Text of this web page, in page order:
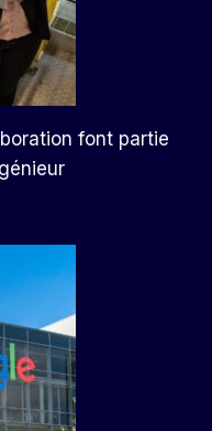
font partie